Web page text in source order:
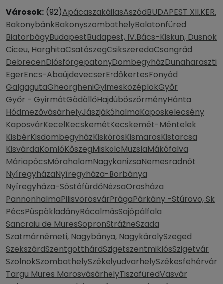
Városok: (92)ApácaszakállasAszódBUDAPEST XII.KER.
BakonybánkBakonyszombathelyBalatonfüred
BiatorbágyBudapestBudapest, IV.Bács-Kiskun, Dusnok
Ciceu, HarghitaCsatószegCsikszeredaCsongrád
DebrecenDiósförgepatonyDombegyházDunaharaszti
EgerEncs-AbaújdevecserErdőkertesFonyód
GalgagutaGheorgheniGyimesközéplokGyőr
Győr - GyirmótGödöllőHajdúböszörményHánta
HódmezővásárhelyJászjákóhalmaKaposkelecsény
KaposvárKecelKecskemétKecskemét-Méntelek
KisbérKisdombegyházKiskőrösKismarosKistarcsa
KisvárdaKomlóKőszegMiskolcMuzslaMákófalva
MáriapócsMórahalomNagykanizsaNemesradnót
NyíregyházaNyíregyháza-Borbánya
Nyíregyháza-SóstófürdőNézsaOrosháza
PannonhalmaPilisvörösvárPrágaPárkány -Stúrovo, Sk
PécsPüspökladányRácalmásSajópálfala
Sancraiu de MuresSopronStrážneSzada
Szatmárnémeti, Nagybánya, NagykárolySzeged
SzekszárdSzentgotthárdSzigetszentmiklósSzigetvár
SzolnokSzombathelySzékelyudvarhelySzékesfehérvár
Targu Mures MarosvásárhelyTiszafüredVasvár